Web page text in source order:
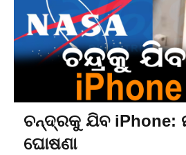
ଚନ୍ଦ୍ରକୁ ଯିବ iPhone:
ଘୋଷଣା